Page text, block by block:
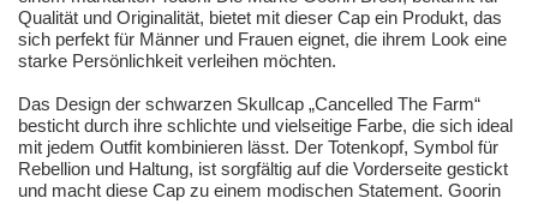
Qualität und Originalität, bietet mit dieser Cap ein Produkt, das
sich perfekt für Männer und Frauen eignet, die ihrem Look eine
starke Persönlichkeit verleihen möchten.
Das Design der schwarzen Skullcap „Cancelled The Farm“
besticht durch ihre schlichte und vielseitige Farbe, die sich ideal
mit jedem Outfit kombinieren lässt. Der Totenkopf, Symbol für
Rebellion und Haltung, ist sorgfältig auf die Vorderseite gestickt
und macht diese Cap zu einem modischen Statement. Goorin